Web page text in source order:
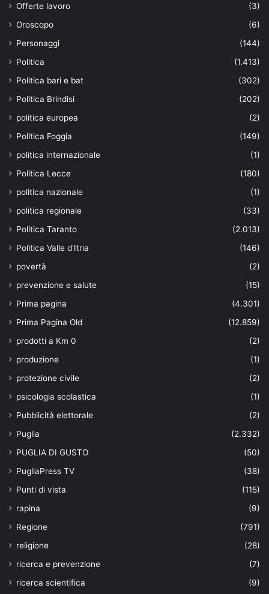
Offerte lavoro
(3)
Oroscopo
(6)
Personaggi
(144)
Politica
(1.413)
Politica bari e bat
(302)
Politica Brindisi
(202)
politica europea
(2)
Politica Foggia
(149)
politica internazionale
(1)
Politica Lecce
(180)
politica nazionale
(1)
politica regionale
(33)
Politica Taranto
(2.013)
Politica Valle d'Itria
(146)
povertà
(2)
prevenzione e salute
(15)
Prima pagina
(4.301)
Prima Pagina Old
(12.859)
prodotti a Km 0
(2)
produzione
(1)
protezione civile
(2)
psicologia scolastica
(1)
Pubblicità elettorale
(2)
Puglia
(2.332)
PUGLIA DI GUSTO
(50)
PugliaPress TV
(38)
Punti di vista
(115)
rapina
(9)
Regione
(791)
religione
(28)
ricerca e prevenzione
(7)
ricerca scientifica
(9)